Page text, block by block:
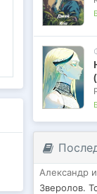
Александр
Зверолов.